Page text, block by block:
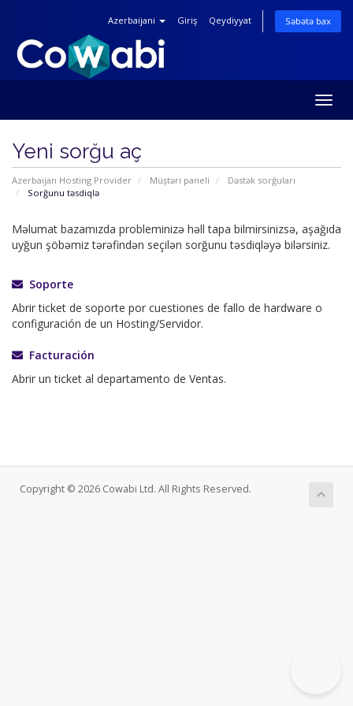
Azerbaijani Giriş Qeydiyyat Səbətə bax
Yeni sorğu aç
Azerbaijan Hosting Provider Müştəri paneli
Dəstək sorğuları
Sorğunu təsdiqlə
Məlumat bazamızda probleminizə həll tapa bilmirsinizsə, aşağıda
uyğun şöbəmiz tərəfindən seçilən sorğunu təsdiqləyə bilərsiniz.
Soporte
Abrir ticket de soporte por cuestiones de fallo de hardware o
configuración de un Hosting/Servidor.
Facturación
Abrir un ticket al departamento de Ventas.
Copyright © 2026 Cowabi Ltd. All Rights Reserved.